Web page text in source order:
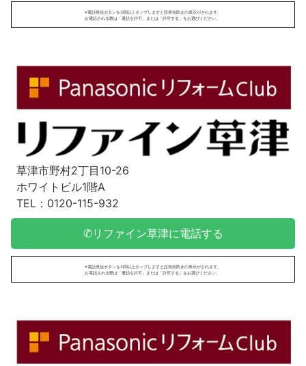
※電話発信ボタンを3回以上タップしますと誤発信防止の表示がされます。
お電話される際は「通話を許可」または「許可する」をお選びください。
草津市野村2丁目10-26
ホワイトビル1階A
TEL：0120-115-932
✆リファイン草津に電話する
※電話発信ボタンを3回以上タップしますと誤発信防止の表示がされます。
お電話される際は「通話を許可」または「許可する」をお選びください。